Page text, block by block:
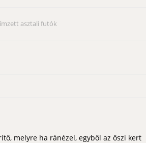
asztali futók
melyre ha ránézel, egyből az őszi kert